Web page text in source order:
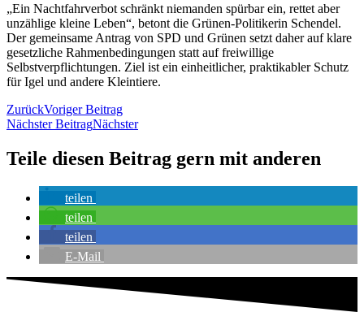
„Ein Nachtfahrverbot schränkt niemanden spürbar ein, rettet aber
unzählige kleine Leben“, betont die Grünen-Politikerin Schendel.
Der gemeinsame Antrag von SPD und Grünen setzt daher auf klare
gesetzliche Rahmenbedingungen statt auf freiwillige
Selbstverpflichtungen. Ziel ist ein einheitlicher, praktikabler Schutz
für Igel und andere Kleintiere.
ZurückVoriger Beitrag
Nächster BeitragNächster
Teile diesen Beitrag gern mit anderen
teilen
teilen
teilen
E-Mail